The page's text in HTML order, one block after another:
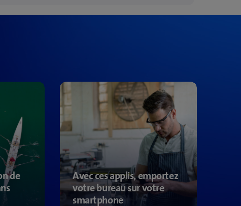
de
Avec ces applis, emportez
votre bureau sur votre
smartphone